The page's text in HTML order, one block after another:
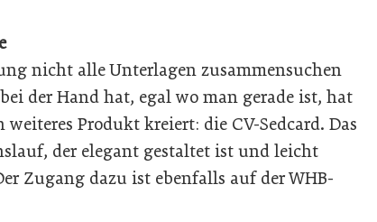
nicht alle Unterlagen zusammensuchen
der Hand hat, egal wo man gerade ist, hat
Produkt kreiert: die CV-Sedcard. Das
der elegant gestaltet ist und leicht
Zugang dazu ist ebenfalls auf der WHB-